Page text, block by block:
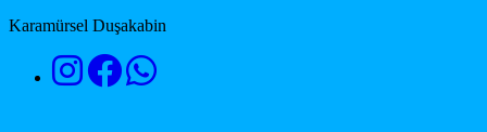
Karamürsel Duşakabin